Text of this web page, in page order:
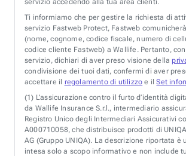
Ti informiamo che per gestire la richiesta di
servizio Fastweb Protect, Fastweb
(nome, cognome, codice fiscale, numero di
codice cliente Fastweb) a Wallife. Pertanto,
servizio, dichiari di aver preso visione della
condivisione dei tuoi dati, confermi di aver
accettare il regolamento di utilizzo e ilSet
(1) L’assicurazione contro il furto d’identità
da Wallife Insurance S.r.l., intermediario
Registro Unico degli Intermediari Assicurativi
A000710058, che distribuisce prodotti di
AG (Gruppo UNIQA). La descrizione riportata è
intesa solo a scopo informativo e non include